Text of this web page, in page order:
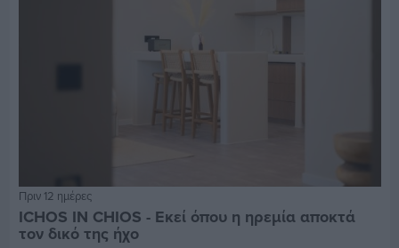
Πριν 12 ημέρες
ICHOS IN CHIOS - Εκεί όπου η ηρεμία αποκτά
τον δικό της ήχο